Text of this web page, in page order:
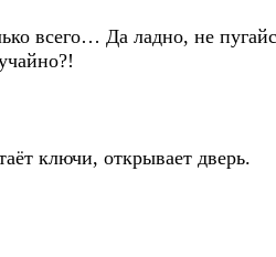
всего… Да ладно, не
ключи, открывает дверь.